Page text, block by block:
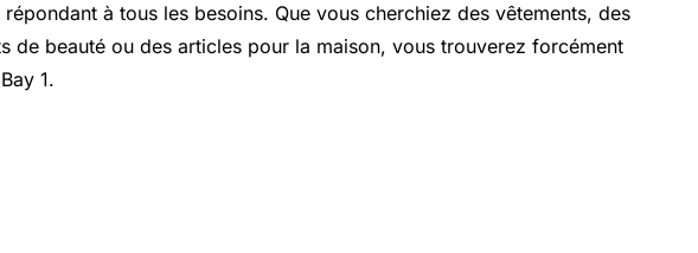
à tous les besoins. Que vous cherchiez des vêtements, des
de beauté ou des articles pour la maison, vous trouverez forcément
1.